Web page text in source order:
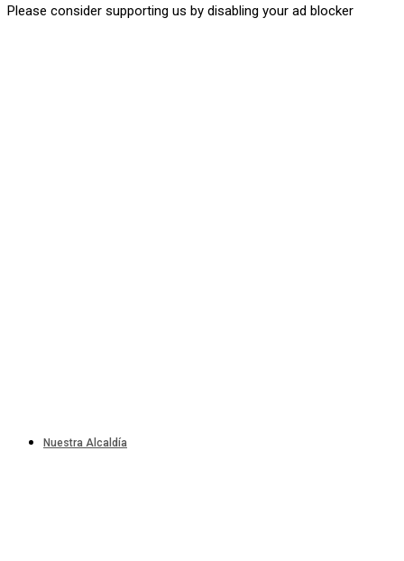
Nuestra Alcaldía
Please consider supporting us by disabling your ad blocker